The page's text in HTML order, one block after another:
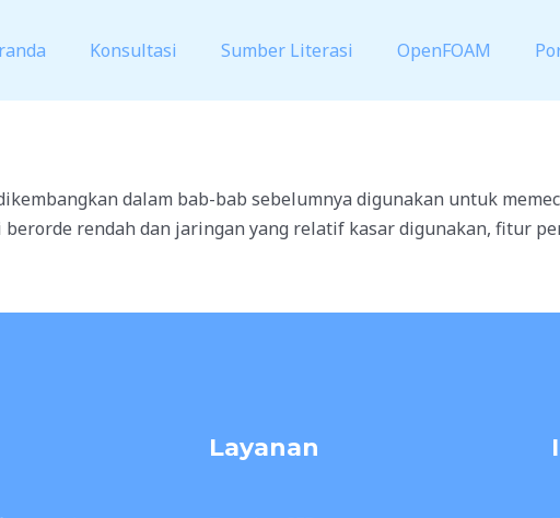
Konsultasi Sumber Literasi OpenFOAM
dalam bab-bab sebelumnya digunakan untuk
rendah dan jaringan yang relatif kasar digunakan, fitur
Layanan